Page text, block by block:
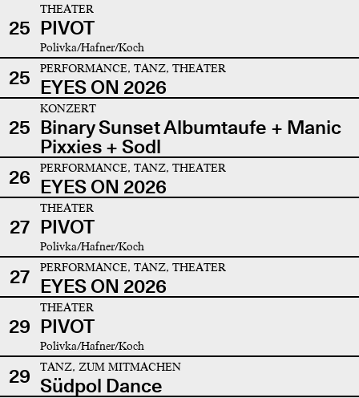
25
THEATER
PIVOT
Polivka/Hafner/Koch
25 PERFORMANCE, TANZ, THEATER
EYES ON 2026
25
KONZERT
Binary Sunset Albumtaufe + Manic
Pixxies + Sodl
26
PERFORMANCE, TANZ, THEATER
EYES ON 2026
27
THEATER
PIVOT
Polivka/Hafner/Koch
27 PERFORMANCE, TANZ, THEATER
EYES ON 2026
29
THEATER
PIVOT
Polivka/Hafner/Koch
29 TANZ, ZUM MITMACHEN
Südpol Dance